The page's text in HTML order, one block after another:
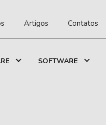
Artigos Contatos
SOFTWARE